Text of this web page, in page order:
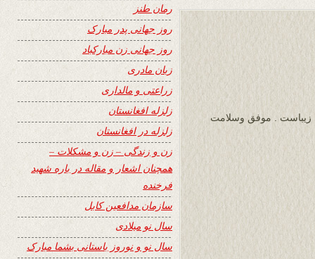
زیباست . موفق وسلامت
رمان طنز
روز جهانی پدر مبارک
روز جهانی زن مبارکباد
زبان مادری
زراعتی و مالداری
زلزله افغانستان
زلزله در افغانستان
زن و زندگی – زن و مشکلات –
همچنان اشعار و مقاله در باره شهید
فرخنده
سازمان مدافعین کابل
سال نو میلادی
سال نو و نوروز باستانی بشما مبارک